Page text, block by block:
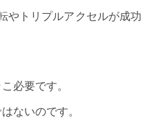
やトリプルアクセルが成功
必要です。
ないのです。